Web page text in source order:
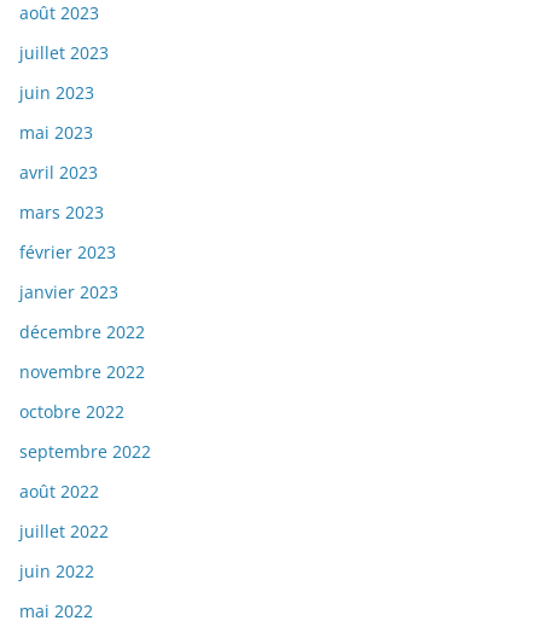
août 2023
juillet 2023
juin 2023
mai 2023
avril 2023
mars 2023
février 2023
janvier 2023
décembre 2022
novembre 2022
octobre 2022
septembre 2022
août 2022
juillet 2022
juin 2022
mai 2022